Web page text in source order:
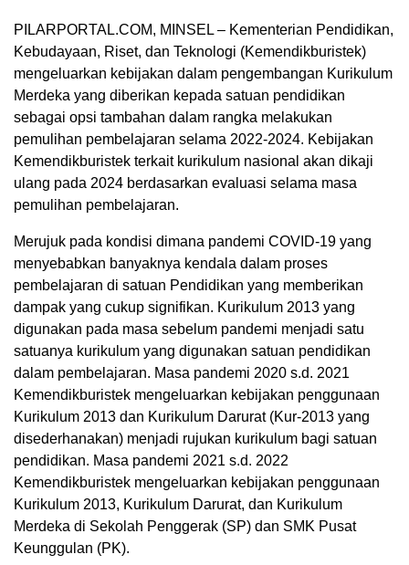
PILARPORTAL.COM, MINSEL – Kementerian Pendidikan,
Kebudayaan, Riset, dan Teknologi (Kemendikburistek)
mengeluarkan kebijakan dalam pengembangan Kurikulum
Merdeka yang diberikan kepada satuan pendidikan
sebagai opsi tambahan dalam rangka melakukan
pemulihan pembelajaran selama 2022-2024. Kebijakan
Kemendikburistek terkait kurikulum nasional akan dikaji
ulang pada 2024 berdasarkan evaluasi selama masa
pemulihan pembelajaran.
Merujuk pada kondisi dimana pandemi COVID-19 yang
menyebabkan banyaknya kendala dalam proses
pembelajaran di satuan Pendidikan yang memberikan
dampak yang cukup signifikan. Kurikulum 2013 yang
digunakan pada masa sebelum pandemi menjadi satu
satuanya kurikulum yang digunakan satuan pendidikan
dalam pembelajaran. Masa pandemi 2020 s.d. 2021
Kemendikburistek mengeluarkan kebijakan penggunaan
Kurikulum 2013 dan Kurikulum Darurat (Kur-2013 yang
disederhanakan) menjadi rujukan kurikulum bagi satuan
pendidikan. Masa pandemi 2021 s.d. 2022
Kemendikburistek mengeluarkan kebijakan penggunaan
Kurikulum 2013, Kurikulum Darurat, dan Kurikulum
Merdeka di Sekolah Penggerak (SP) dan SMK Pusat
Keunggulan (PK).